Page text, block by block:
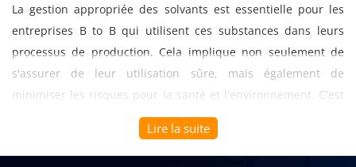
La gestion appropriée des solvants est essentielle pour les
entreprises B to B qui utilisent ces substances dans leurs
processus de production. Cela implique non seulement de
s'assurer de leur utilisation sûre, mais également de
minimiser les risques pour la santé et l'environnement. C'est
pourquoi une formation sur la mise au point d'un Plan de
Gestion des Solvants est d'une importance capitale.
Lire la suite